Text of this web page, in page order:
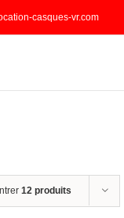
casques-vr.com
12 produits